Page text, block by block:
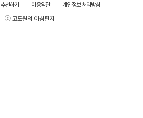
추천하기 이용약관
개인정보 처리방침
ⓒ 고도원의 아침편지